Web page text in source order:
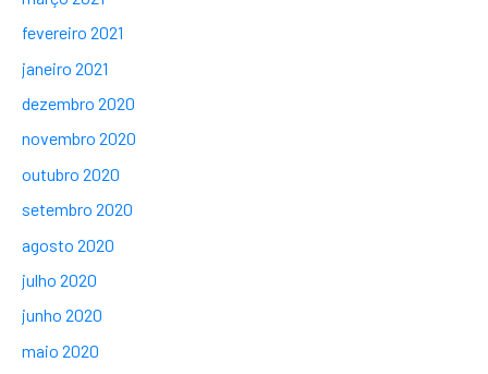
fevereiro 2021
janeiro 2021
dezembro 2020
novembro 2020
outubro 2020
setembro 2020
agosto 2020
julho 2020
junho 2020
maio 2020